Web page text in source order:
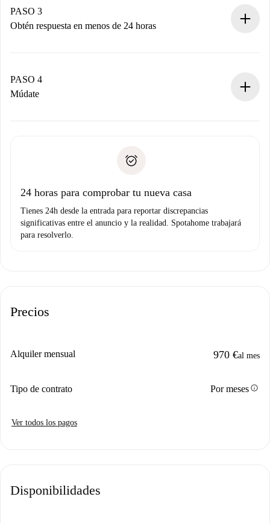
propietario acepte.
PASO 3
Obtén respuesta en menos de 24 horas
contacto con el propietario.
Si es rechazada: No te haremos ningún cargo y te
Prueba de solvencia
PASO 4
Múdate
no nos comunicas ningún problema.
24 horas para comprobar tu nueva casa
Tienes 24h desde la entrada para reportar discrepancias
significativas entre el anuncio y la realidad. Spotahome trabajará
para resolverlo.
Precios
Alquiler mensual 970 €al mes
Tipo de contrato Por mesesinfo
Ver todos los pagos
Disponibilidades